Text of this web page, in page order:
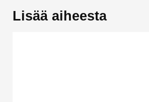
Lisää aiheesta